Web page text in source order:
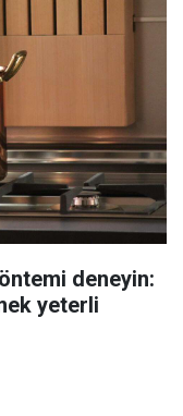
deneyin:
yeterli